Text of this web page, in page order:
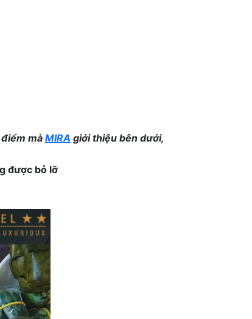
mà MIRA giới thiệu bên dưới,
được bỏ lỡ